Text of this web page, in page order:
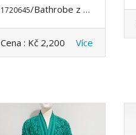
1720645/Bathrobe z VERSACE
Cena : Kč 2,200 Více